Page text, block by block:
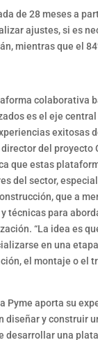
de 28 meses a
ajustes, si es
mientras que el
colaborativa
es el eje central
exitosas
del proyecto
que estas
del sector,
que a
técnicas para
“La idea es
en una
el montaje o el
Pyme aporta su
diseñar y construir
desarrollar una